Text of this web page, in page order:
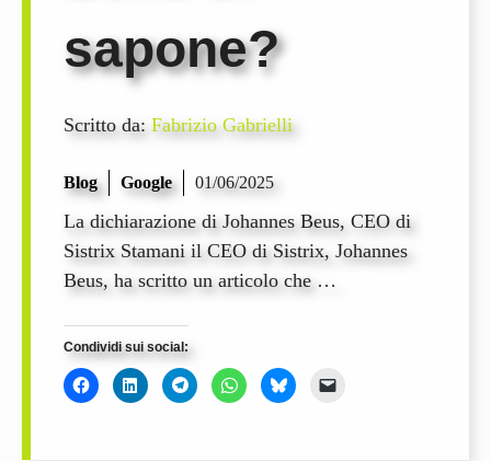
sapone?
Scritto da: Fabrizio Gabrielli
Blog Google 01/06/2025
La dichiarazione di Johannes Beus, CEO di
Sistrix Stamani il CEO di Sistrix, Johannes
Beus, ha scritto un articolo che …
Condividi sui social: